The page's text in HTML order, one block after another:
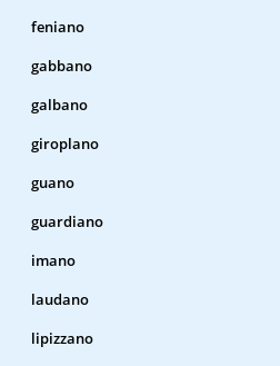
feniano
gabbano
galbano
giroplano
guano
guardiano
imano
laudano
lipizzano